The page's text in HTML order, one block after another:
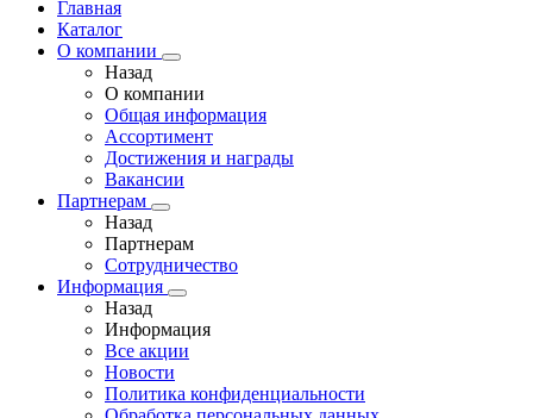
Главная
Каталог
О компании
Назад
О компании
Общая информация
Ассортимент
Достижения и награды
Вакансии
Партнерам
Назад
Партнерам
Сотрудничество
Информация
Назад
Информация
Все акции
Новости
Политика конфиденциальности